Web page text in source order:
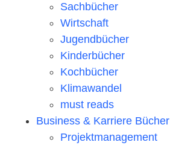
Sachbücher
Wirtschaft
Jugendbücher
Kinderbücher
Kochbücher
Klimawandel
must reads
Business & Karriere Bücher
Projektmanagement